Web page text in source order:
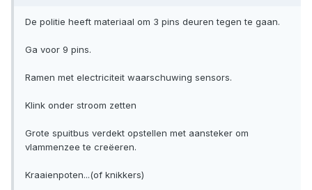
De politie heeft materiaal om 3 pins deuren tegen te gaan.
Ga voor 9 pins.
Ramen met electriciteit waarschuwing sensors.
Klink onder stroom zetten
Grote spuitbus verdekt opstellen met aansteker om
vlammenzee te creëeren.
Kraaienpoten...(of knikkers)